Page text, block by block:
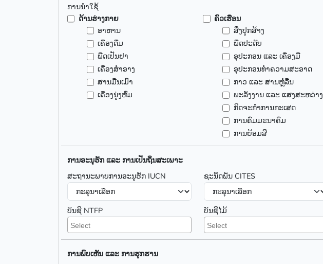
ການນຳໃຊ້
ດ້ານຮ່າງກາຍ
ອາຫານ
ເຄື່ອງດື່ມ
ພືດເປັນຢາ
ເຄື່ອງສຳອາງ
ສານມື່ນເມົາ
ເຄື່ອງນູ່ງຫົ່ມ
ຄົວເຮືອນ
ສິ່ງປູກສ້າງ
ພືດປະດັບ
ອຸປະກອນ ແລະ ເຄື່ອງມື
ອຸປະກອນທຳຄວາມສະອາດ
ກາວ ແລະ ສານຫຼໍ່ລື່ນ
ພະລັງງານ ແລະ ແສງສະຫວ່າງ
ກິດຈະກຳການກະເສດ
ການຄົມມະນາຄົມ
ການຍ້ອມສີ
ການອະນຸຮັກ ແລະ ການເປັນຖິ່ນສະເພາະ
ສະຖານະພາບການອະນູຮັກ IUCN
ຊະນິດພັນ CITES
ບັນຊີ NTFP ບັນຊີໄມ້
ການພົບເຫັນ ແລະ ການຮຸກຮານ